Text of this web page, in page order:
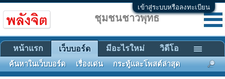
เข้าสู่ระบบหรือลงทะเบียน
ชุมชนชาวพุทธ
หน้าแรก เว็บบอร์ด
ค้นหาในเว็บบอร์ด เรื่องเด่น กระทู้และโพสต์ล่าสุด
มีอะไรใหม่ วิดีโอ